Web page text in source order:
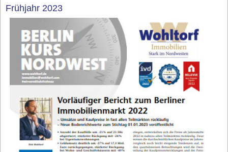
Frühjahr 2023